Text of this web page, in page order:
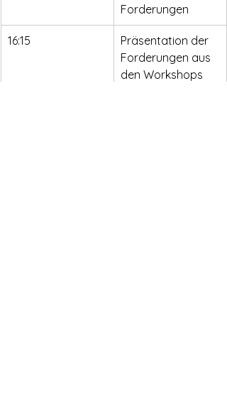
Forderungen
16:15
Präsentation der
Forderungen aus
den Workshops